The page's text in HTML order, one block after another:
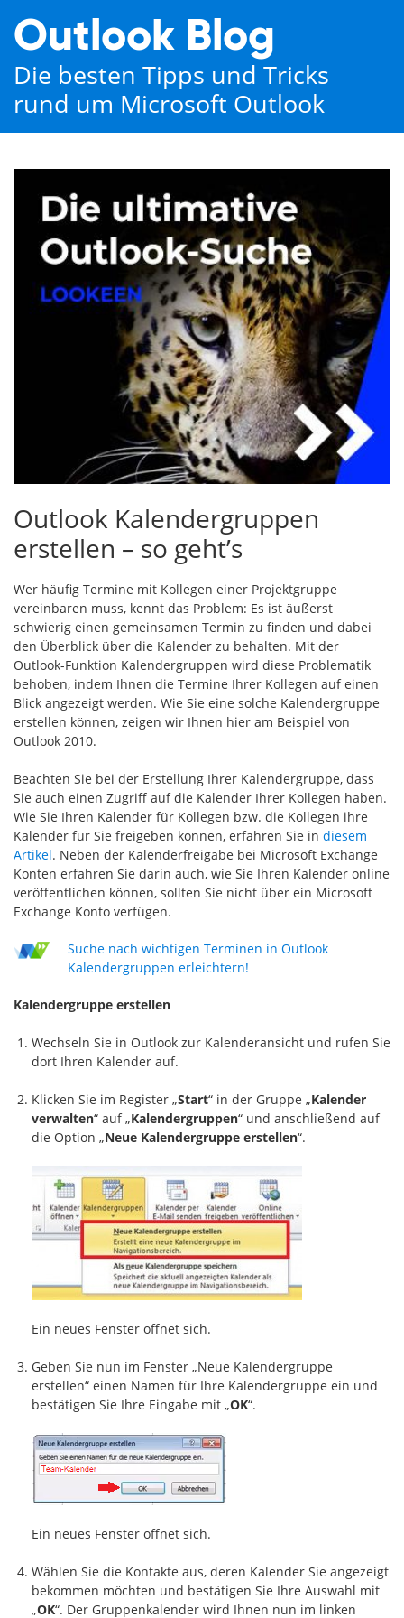
Outlook Blog
Die besten Tipps und Tricks
rund um Microsoft Outlook
Outlook Kalendergruppen
erstellen – so geht’s
Wer häufig Termine mit Kollegen einer Projektgruppe
vereinbaren muss, kennt das Problem: Es ist äußerst
schwierig einen gemeinsamen Termin zu finden und dabei
den Überblick über die Kalender zu behalten. Mit der
Outlook-Funktion Kalendergruppen wird diese Problematik
behoben, indem Ihnen die Termine Ihrer Kollegen auf einen
Blick angezeigt werden. Wie Sie eine solche Kalendergruppe
erstellen können, zeigen wir Ihnen hier am Beispiel von
Outlook 2010.
Beachten Sie bei der Erstellung Ihrer Kalendergruppe, dass
Sie auch einen Zugriff auf die Kalender Ihrer Kollegen haben.
Wie Sie Ihren Kalender für Kollegen bzw. die Kollegen ihre
Kalender für Sie freigeben können, erfahren Sie in diesem
Artikel. Neben der Kalenderfreigabe bei Microsoft Exchange
Konten erfahren Sie darin auch, wie Sie Ihren Kalender online
veröffentlichen können, sollten Sie nicht über ein Microsoft
Exchange Konto verfügen.
Suche nach wichtigen Terminen in Outlook
Kalendergruppen erleichtern!
Kalendergruppe erstellen
Wechseln Sie in Outlook zur Kalenderansicht und rufen Sie
dort Ihren Kalender auf.
Klicken Sie im Register „Start“ in der Gruppe „Kalender
verwalten“ auf „Kalendergruppen“ und anschließend auf
die Option „Neue Kalendergruppe erstellen“.
Ein neues Fenster öffnet sich.
Geben Sie nun im Fenster „Neue Kalendergruppe
erstellen“ einen Namen für Ihre Kalendergruppe ein und
bestätigen Sie Ihre Eingabe mit „OK“.
Ein neues Fenster öffnet sich.
Wählen Sie die Kontakte aus, deren Kalender Sie angezeigt
bekommen möchten und bestätigen Sie Ihre Auswahl mit
„OK“. Der Gruppenkalender wird Ihnen nun im linken